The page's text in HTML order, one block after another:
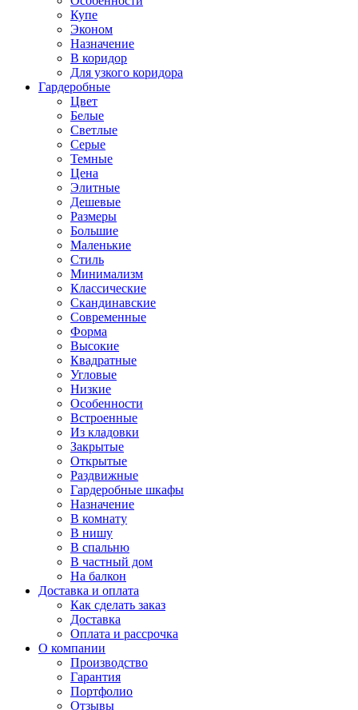
Купе
Эконом
Назначение
В коридор
Для узкого коридора
Гардеробные
Цвет
Белые
Светлые
Серые
Темные
Цена
Элитные
Дешевые
Размеры
Большие
Маленькие
Стиль
Минимализм
Классические
Скандинавские
Современные
Форма
Высокие
Квадратные
Угловые
Низкие
Особенности
Встроенные
Из кладовки
Закрытые
Открытые
Раздвижные
Гардеробные шкафы
Назначение
В комнату
В нишу
В спальню
В частный дом
На балкон
Доставка и оплата
Как сделать заказ
Доставка
Оплата и рассрочка
О компании
Производство
Гарантия
Портфолио
Отзывы